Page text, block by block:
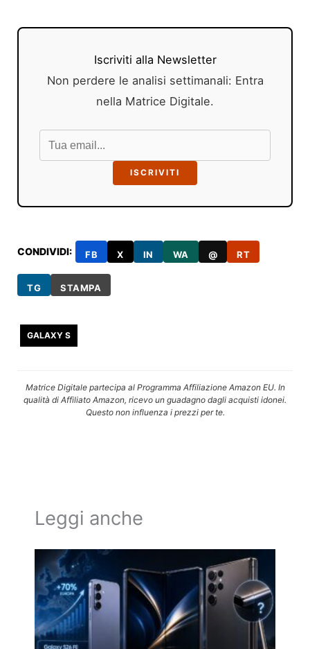
Iscriviti alla Newsletter
Non perdere le analisi settimanali: Entra
nella Matrice Digitale.
ISCRIVITI
CONDIVIDI: FB X IN WA @ RT
TG STAMPA
GALAXY S
Matrice Digitale partecipa al Programma Affiliazione Amazon EU. In
qualità di Affiliato Amazon, ricevo un guadagno dagli acquisti idonei.
Questo non influenza i prezzi per te.
Leggi anche